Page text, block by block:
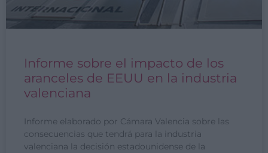
Informe sobre el impacto de los
aranceles de EEUU en la industria
valenciana
Informe elaborado por Cámara Valencia sobre las
consecuencias que tendrá para la industria
valenciana la decisión estadounidense de la